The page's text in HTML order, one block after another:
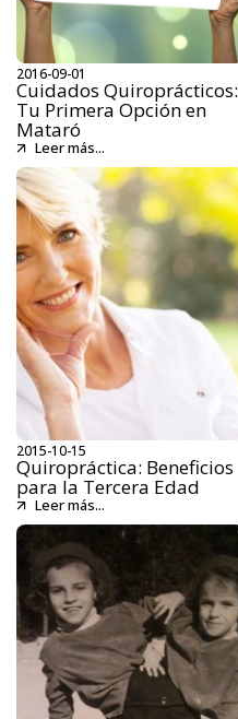
2016-09-01
Cuidados Quiroprácticos:
Tu Primera Opción en
Mataró
Leer más...
2015-10-15
Quiropráctica: Beneficios
para la Tercera Edad
Leer más...